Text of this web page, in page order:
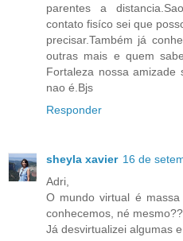
parentes a
contato fisíco sei que
precisar.Também já
outras mais e quem
Fortaleza nossa amizade
nao é.Bjs
Responder
sheyla xavier 16 de
Adri,
O mundo virtual é
conhecemos, né
Já desvirtualizei algumas